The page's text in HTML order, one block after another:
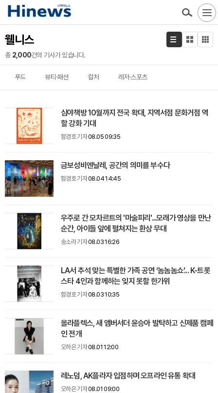
웰니스
총 2,000건의 기사가 있습니다.
푸드 뷰티·패션 컬처 레저·스포츠
심야책방 10월까지 전국 확대, 지역서점 문화거점 역
할 강화 기대
함경호 기자08.05 09:35
금보성비엔날레, 공간의 의미를 부수다
함경호 기자08.04 14:45
우주로 간 모차르트의 '마술피리'...모래가 영상을 만난
순간, 아이들 앞에 펼쳐지는 환상 무대
송소라 기자08.03 16:26
LA서 추석 맞는 특별한 가족 공연 ‘놈놈놈쇼’... K-트롯
스타 4인과 함께하는 잊지 못할 한가위
함경호 기자08.03 10:35
올라플렉스, 새 앰버서더 윤승아 발탁하고 신제품 캠페
인 전개
오하은 기자08.01 12:00
레노덤, AK플라자 입점하며 오프라인 유통 확대
오하은 기자08.01 09:00